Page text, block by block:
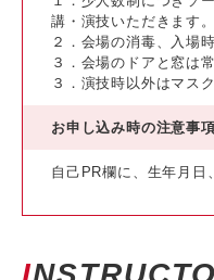
講・演技いただきます。
２．会場の消毒、入場
３．会場のドアと窓は
３．演技時以外はマス
お申し込み時の注意事項
自己PR欄に、生年月日